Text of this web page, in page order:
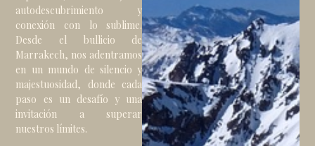
autodescubrimiento y
conexión con lo sublime.
Desde el bullicio de
Marrakech, nos adentramos
en un mundo de silencio y
majestuosidad, donde cada
paso es un desafío y una
invitación a superar
nuestros límites.